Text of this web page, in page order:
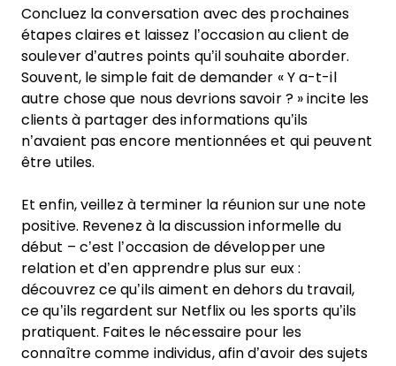
Concluez la conversation avec des prochaines
étapes claires et laissez l’occasion au client de
soulever d’autres points qu’il souhaite aborder.
Souvent, le simple fait de demander « Y a-t-il
autre chose que nous devrions savoir ? » incite les
clients à partager des informations qu’ils
n’avaient pas encore mentionnées et qui peuvent
être utiles.
Et enfin, veillez à terminer la réunion sur une note
positive. Revenez à la discussion informelle du
début – c’est l’occasion de développer une
relation et d’en apprendre plus sur eux :
découvrez ce qu’ils aiment en dehors du travail,
ce qu’ils regardent sur Netflix ou les sports qu’ils
pratiquent. Faites le nécessaire pour les
connaître comme individus, afin d’avoir des sujets